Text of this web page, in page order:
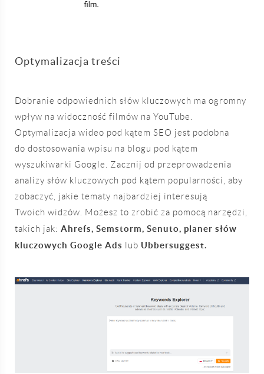
Optymalizacja treści
Dobranie odpowiednich słów kluczowych ma ogromny
wpływ na widoczność filmów na YouTube.
Optymalizacja wideo pod kątem SEO jest podobna
do dostosowania wpisu na blogu pod kątem
wyszukiwarki Google. Zacznij od przeprowadzenia
analizy słów kluczowych pod kątem popularności, aby
zobaczyć, jakie tematy najbardziej interesują
Twoich widzów. Możesz to zrobić za pomocą narzędzi,
takich jak: Ahrefs, Semstorm, Senuto, planer słów
kluczowych Google Ads
lub Ubbersuggest.